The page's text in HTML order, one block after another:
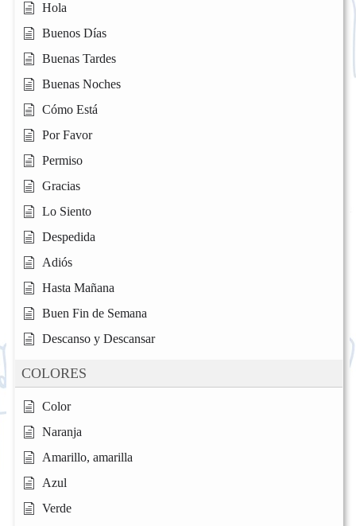
Hola
Buenos Días
Buenas Tardes
Buenas Noches
Cómo Está
Por Favor
Permiso
Gracias
Lo Siento
Despedida
Adiós
Hasta Mañana
Buen Fin de Semana
Descanso y Descansar
COLORES
Color
Naranja
Amarillo, amarilla
Azul
Verde